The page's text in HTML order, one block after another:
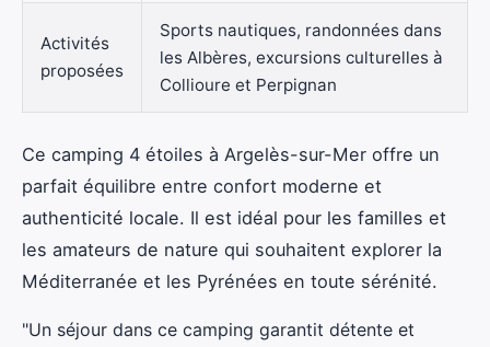
Activités
proposées
Sports nautiques, randonnées dans
les Albères, excursions culturelles à
Collioure et Perpignan
Ce camping 4 étoiles à Argelès-sur-Mer offre un
parfait équilibre entre confort moderne et
authenticité locale. Il est idéal pour les familles et
les amateurs de nature qui souhaitent explorer la
Méditerranée et les Pyrénées en toute sérénité.
"Un séjour dans ce camping garantit détente et